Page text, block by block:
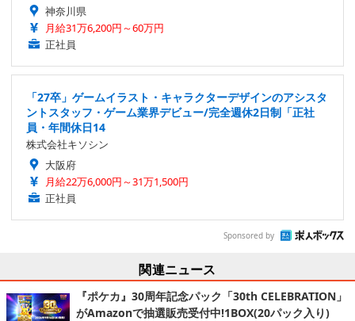
神奈川県
月給31万6,200円～60万円
正社員
「27卒」ゲームイラスト・キャラクターデザインのアシスタ
ントスタッフ・ゲーム業界デビュー/完全週休2日制「正社
員・年間休日14
株式会社キソシン
大阪府
月給22万6,000円～31万1,500円
正社員
Sponsored by
関連ニュース
『ポケカ』30周年記念パック「30th CELEBRATION」
がAmazonで抽選販売受付中!1BOX(20パック入り)